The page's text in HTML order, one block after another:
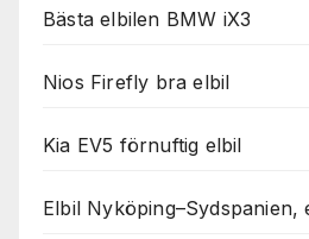
Bästa elbilen BMW iX3
Nios Firefly bra elbil
Kia EV5 förnuftig elbil
Elbil Nyköping–Sydspanien,